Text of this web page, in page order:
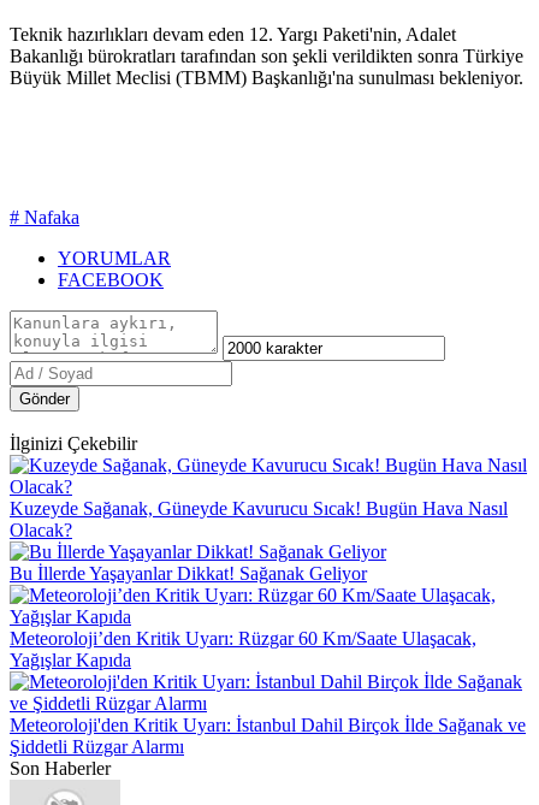
Teknik hazırlıkları devam eden 12. Yargı Paketi'nin, Adalet
Bakanlığı bürokratları tarafından son şekli verildikten sonra Türkiye
Büyük Millet Meclisi (TBMM) Başkanlığı'na sunulması bekleniyor.
# Nafaka
YORUMLAR
FACEBOOK
Gönder
İlginizi Çekebilir
Kuzeyde Sağanak, Güneyde Kavurucu Sıcak! Bugün Hava Nasıl
Olacak?
Bu İllerde Yaşayanlar Dikkat! Sağanak Geliyor
Meteoroloji’den Kritik Uyarı: Rüzgar 60 Km/Saate Ulaşacak,
Yağışlar Kapıda
Meteoroloji'den Kritik Uyarı: İstanbul Dahil Birçok İlde Sağanak ve
Şiddetli Rüzgar Alarmı
Son Haberler